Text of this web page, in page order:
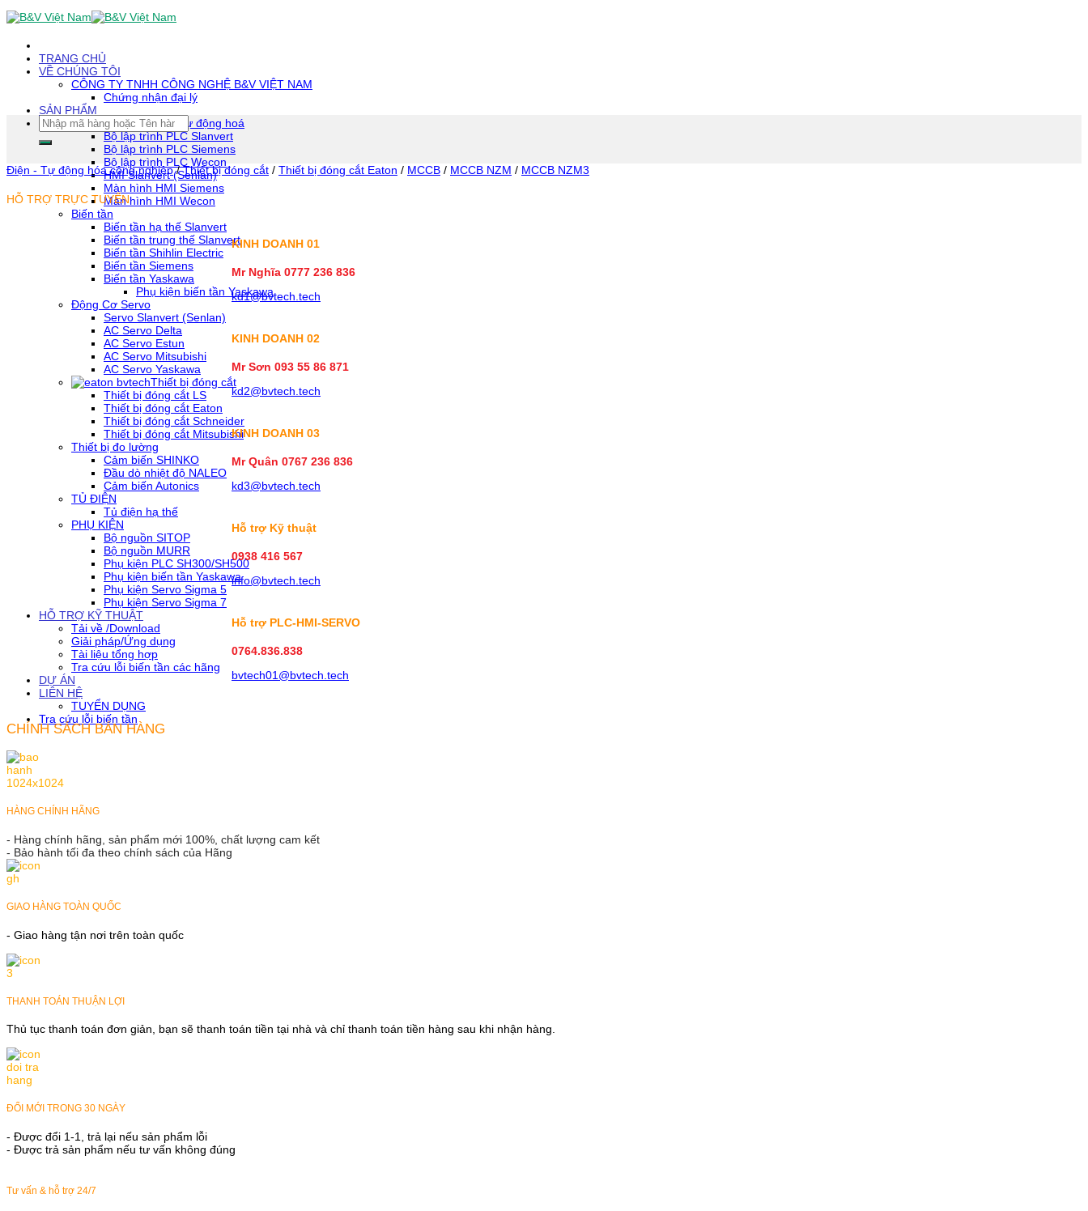
Skip
To
(tạm
dịch)
TRANG CHỦ
VỀ CHÚNG TÔI
CÔNG TY TNHH CÔNG NGHỆ B&V VIỆT NAM
Chứng nhận đại lý
SẢN PHẨM
Thiết bị tự động hoá
Bộ lập trình PLC Slanvert
Bộ lập trình PLC Siemens
Bộ lập trình PLC Wecon
HMI Slanvert (Senlan)
Màn hình HMI Siemens
Màn hình HMI Wecon
Biến tần
Biến tần hạ thế Slanvert
Biến tần trung thế Slanvert
Biến tần Shihlin Electric
Biến tần Siemens
Biến tần Yaskawa
Phụ kiện biến tần Yaskawa
Động Cơ Servo
Servo Slanvert (Senlan)
AC Servo Delta
AC Servo Estun
AC Servo Mitsubishi
AC Servo Yaskawa
Thiết bị đóng cắt
Thiết bị đóng cắt LS
Thiết bị đóng cắt Eaton
Thiết bị đóng cắt Schneider
Thiết bị đóng cắt Mitsubishi
Thiết bị đo lường
Cảm biến SHINKO
Đầu dò nhiệt độ NALEO
Cảm biến Autonics
TỦ ĐIỆN
Tủ điện hạ thế
PHỤ KIỆN
Bộ nguồn SITOP
Bộ nguồn MURR
Phụ kiện PLC SH300/SH500
Phụ kiện biến tần Yaskawa
Phụ kiện Servo Sigma 5
Phụ kiện Servo Sigma 7
HỖ TRỢ KỸ THUẬT
Tải về /Download
Giải pháp/Ứng dụng
Tài liệu tổng hợp
Tra cứu lỗi biến tần các hãng
DỰ ÁN
LIÊN HỆ
TUYỂN DỤNG
Tra cứu lỗi biến tần
Tìm
kiếm:
Điện - Tự động hóa công nghiệp / Thiết bị đóng cắt / Thiết bị đóng cắt Eaton / MCCB / MCCB NZM / MCCB NZM3
HỖ TRỢ TRỰC TUYẾN
KINH DOANH 01
Mr Nghĩa 0777 236 836
kd1@bvtech.tech
KINH DOANH 02
Mr Sơn 093 55 86 871
kd2@bvtech.tech
KINH DOANH 03
Mr Quân 0767 236 836
kd3@bvtech.tech
Hỗ trợ Kỹ thuật
0938 416 567
info@bvtech.tech
Hỗ trợ PLC-HMI-SERVO
0764.836.838
bvtech01@bvtech.tech
CHÍNH SÁCH BÁN HÀNG
HÀNG CHÍNH HÃNG
- Hàng chính hãng, sản phẩm mới 100%, chất lượng cam kết
- Bảo hành tối đa theo chính sách của Hãng
GIAO HÀNG TOÀN QUỐC
- Giao hàng tận nơi trên toàn quốc
THANH TOÁN THUẬN LỢI
Thủ tục thanh toán đơn giản, bạn sẽ thanh toán tiền tại nhà và chỉ thanh toán tiền hàng sau khi nhận hàng.
ĐỔI MỚI TRONG 30 NGÀY
- Được đổi 1-1, trả lại nếu sản phẩm lỗi
- Được trả sản phẩm nếu tư vấn không đúng
Tư vấn & hỗ trợ 24/7